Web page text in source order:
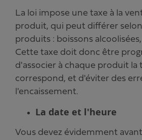
La loi impose une taxe à la
produit, qui peut différer
produits : boissons
Cette taxe doit donc être
d'associer à chaque produit la
correspond, et d'éviter des
l'encaissement.
La date et l'heure
Vous devez évidemment